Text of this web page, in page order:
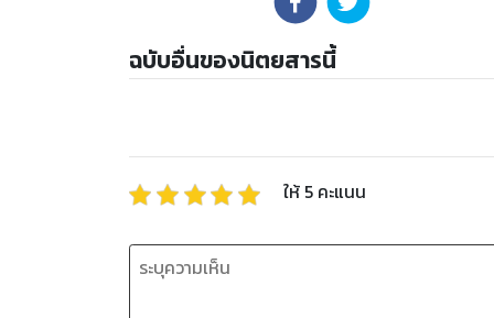
ฉบับอื่นของนิตยสารนี้
ให้ 5 คะแนน